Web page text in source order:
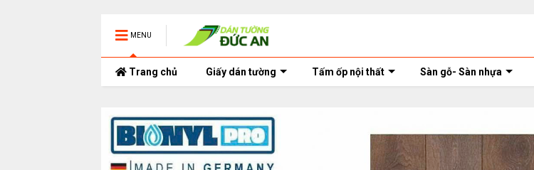
MENU
Trang chủ Giấy dán tường Tấm ốp nội thất Sàn gỗ- Sàn nhựa